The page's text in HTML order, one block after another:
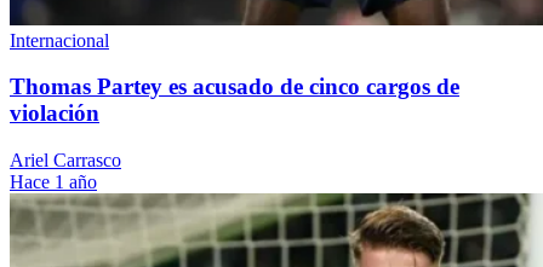
Internacional
Thomas Partey es acusado de cinco cargos de
violación
Ariel Carrasco
Hace 1 año